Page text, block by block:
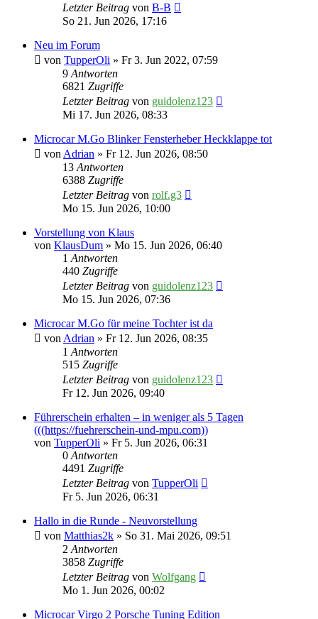
Letzter Beitrag von B-B
So 21. Jun 2026, 17:16
Neu im Forum
von TupperOli » Fr 3. Jun 2022, 07:59
9Antworten
6821 Zugriffe
Letzter Beitrag von guidolenz123
Mi 17. Jun 2026, 08:33
Microcar M.Go Blinker Fensterheber Heckklappe tot
vonAdrian » Fr 12. Jun 2026, 08:50
13Antworten
6388 Zugriffe
Letzter Beitrag von rolf.g3
Mo 15. Jun 2026, 10:00
Vorstellung von Klaus
von KlausDum » Mo 15. Jun 2026, 06:40
1Antworten
440 Zugriffe
Letzter Beitrag von guidolenz123
Mo 15. Jun 2026, 07:36
Microcar M.Go für meine Tochter ist da
vonAdrian » Fr 12. Jun 2026, 08:35
1Antworten
515 Zugriffe
Letzter Beitrag von guidolenz123
Fr 12. Jun 2026, 09:40
Führerschein erhalten – in weniger als 5 Tagen
(((https://fuehrerschein-und-mpu.com))
von TupperOli » Fr 5. Jun 2026, 06:31
0Antworten
4491 Zugriffe
Letzter Beitrag von TupperOli
Fr 5. Jun 2026, 06:31
Hallo in die Runde - Neuvorstellung
von Matthias2k » So 31. Mai 2026, 09:51
2Antworten
3858 Zugriffe
Letzter Beitrag von Wolfgang
Mo 1. Jun 2026, 00:02
Microcar Virgo 2 Porsche Tuning Edition